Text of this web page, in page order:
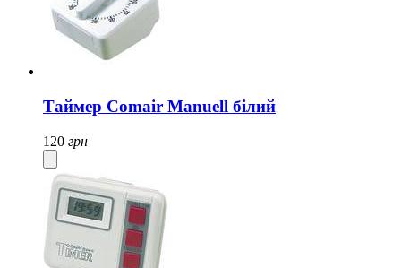
Таймер Comair Manuell білий
120 грн